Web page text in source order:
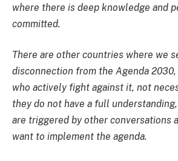
where there is deep knowledge and
committed.
There are other countries where we
disconnection from the Agenda
who actively fight against it, not
they do not have a full
are triggered by other conversations
want to implement the agenda.